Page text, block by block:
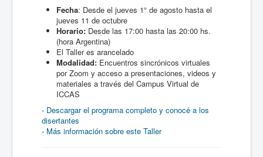
Fecha: Desde el jueves 1° de agosto hasta el
jueves 11 de octubre
Horario: Desde las 17:00 hasta las 20:00 hs.
(hora Argentina)
El Taller es arancelado
Modalidad: Encuentros sincrónicos virtuales
por Zoom y acceso a presentaciones, videos y
materiales a través del Campus Virtual de
ICCAS
- Descargar el programa completo y conocé a los
disertantes
- Más información sobre este Taller